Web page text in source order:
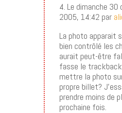
4. Le dimanche 30
2005, 14:42 par
La photo apparait
bien contrôlé les
aurait peut-être
fasse le
mettre la photo
propre billet?
prendre moins de
prochaine fois.